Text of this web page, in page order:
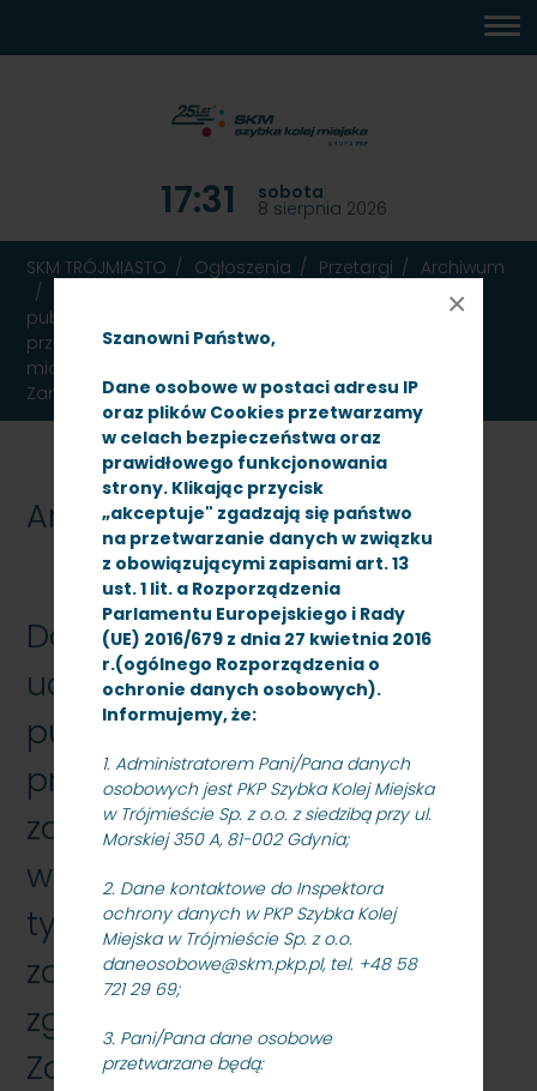
Szanowni Państwo,
Dane osobowe w postaci adresu IP
oraz plików Cookies przetwarzamy
w celach bezpieczeństwa oraz
prawidłowego funkcjonowania
strony. Klikając przycisk
„akceptuje" zgadzają się państwo
na przetwarzanie danych w związku
z obowiązującymi zapisami art. 13
ust. 1 lit. a Rozporządzenia
Parlamentu Europejskiego i Rady
(UE) 2016/679 z dnia 27 kwietnia 2016
r.(ogólnego Rozporządzenia o
ochronie danych osobowych).
Informujemy, że:
1. Administratorem Pani/Pana danych
osobowych jest PKP Szybka Kolej Miejska
w Trójmieście Sp. z o.o. z siedzibą przy ul.
Morskiej 350 A, 81-002 Gdynia;
2. Dane kontaktowe do Inspektora
ochrony danych w PKP Szybka Kolej
Miejska w Trójmieście Sp. z o.o.
daneosobowe@skm.pkp.pl, tel. +48 58
721 29 69;
3. Pani/Pana dane osobowe
przetwarzane będą:
×
DOSTĘPNOŚCI
17:31 sobota
8 sierpnia 2026
SKM TRÓJMIASTO Ogłoszenia Przetargi
Archiwum
publicznego, którego przedmiotem jest zapewnienie
przez wykonawcę (agencję pracy tymczasowej) w
miarę zapotrzebowania zgłaszanego przez
Zamawiającego, pracowników tymczasowych
Archiwum
Dot. postępowania o
udzielenie zamówienia
publicznego, którego
przedmiotem jest
zapewnienie przez
wykonawcę (agencję pracy
tymczasowej) w miarę
zapotrzebowania
zgłaszanego przez
Zamawiającego,